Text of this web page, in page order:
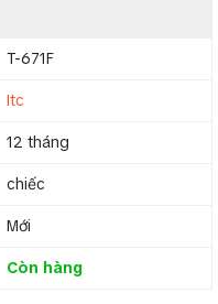
T-671F
Itc
12 tháng
chiếc
Mới
Còn hàng